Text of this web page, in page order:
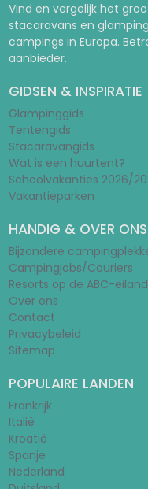
Vind en vergelijk het
stacaravans en
campings in Europa.
aanbieder.
GIDSEN & INSPIRATIE
Glampinggids
Tentengids
Stacaravangids
Wat is een huurtent?
Schoolvakanties 2026/
Vakantieparken
HANDIG & OVER ONS
Bijzondere
Campingjobs/Couriers
Resorts op de ABC-
Over ons
Contact
Privacybeleid
Sitemap
POPULAIRE LANDEN
Frankrijk
Italië
Kroatië
Spanje
Nederland